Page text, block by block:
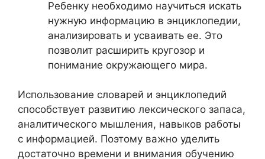
Ребенку необходимо научиться искать
нужную информацию в энциклопедии,
анализировать и усваивать ее. Это
позволит расширить кругозор и
понимание окружающего мира.
Использование словарей и энциклопедий
способствует развитию лексического запаса,
аналитического мышления, навыков работы
с информацией. Поэтому важно уделить
достаточно времени и внимания обучению